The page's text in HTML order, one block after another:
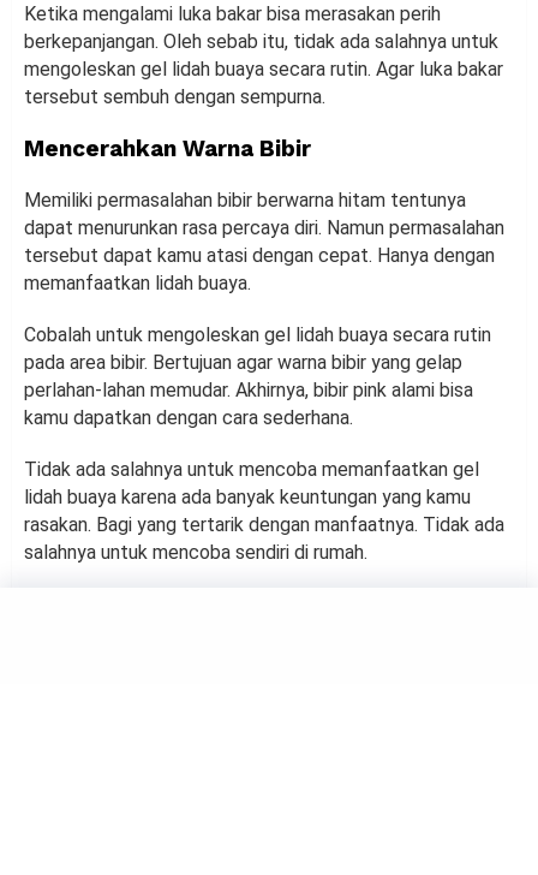
Ketika mengalami luka bakar bisa merasakan perih
berkepanjangan. Oleh sebab itu, tidak ada salahnya untuk
mengoleskan gel lidah buaya secara rutin. Agar luka bakar
tersebut sembuh dengan sempurna.
Mencerahkan Warna Bibir
Memiliki permasalahan bibir berwarna hitam tentunya
dapat menurunkan rasa percaya diri. Namun permasalahan
tersebut dapat kamu atasi dengan cepat. Hanya dengan
memanfaatkan lidah buaya.
Cobalah untuk mengoleskan gel lidah buaya secara rutin
pada area bibir. Bertujuan agar warna bibir yang gelap
perlahan-lahan memudar. Akhirnya, bibir pink alami bisa
kamu dapatkan dengan cara sederhana.
Tidak ada salahnya untuk mencoba memanfaatkan gel
lidah buaya karena ada banyak keuntungan yang kamu
rasakan. Bagi yang tertarik dengan manfaatnya. Tidak ada
salahnya untuk mencoba sendiri di rumah.